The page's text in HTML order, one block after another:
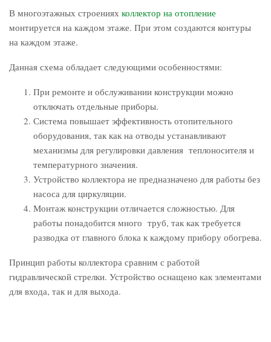
В многоэтажных строениях коллектор на отопление
монтируется на каждом этаже. При этом создаются контуры
на каждом этаже.
Данная схема обладает следующими особенностями:
При ремонте и обслуживании конструкции можно
отключать отдельные приборы.
Система повышает эффективность отопительного
оборудования, так как на отводы устанавливают
механизмы для регулировки давления теплоносителя и
температурного значения.
Устройство коллектора не предназначено для работы без
насоса для циркуляции.
Монтаж конструкции отличается сложностью. Для
работы понадобится много труб, так как требуется
разводка от главного блока к каждому прибору обогрева.
Принцип работы коллектора сравним с работой
гидравлической стрелки. Устройство оснащено как элементами
для входа, так и для выхода.